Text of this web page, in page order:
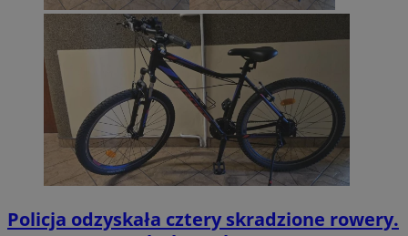
Policja odzyskała cztery skradzione rowery.